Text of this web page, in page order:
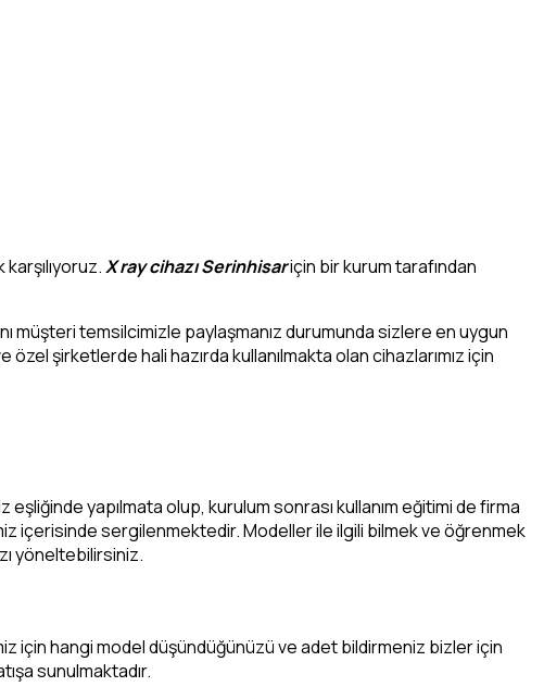
X ray cihazı Serinhisariçin bir kurum tarafından
müşteri temsilcimizle paylaşmanız durumunda sizlere en uygun
şirketlerde hali hazırda kullanılmakta olan cihazlarımız için
yapılmata olup, kurulum sonrası kullanım eğitimi de firma
içerisinde sergilenmektedir. Modeller ile ilgili bilmek ve öğrenmek
yöneltebilirsiniz.
için hangi model düşündüğünüzü ve adet bildirmeniz bizler için
sunulmaktadır.